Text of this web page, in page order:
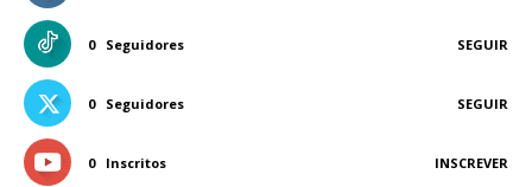
0 Seguidores SEGUIR
0 Seguidores SEGUIR
0 Inscritos INSCREVER